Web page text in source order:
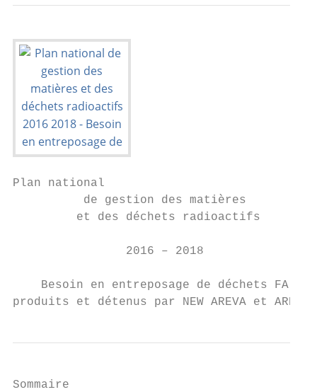
Plan national
          de gestion des matières
         et des déchets radioactifs
                2016 – 2018
    Besoin en entreposage de déchets FA-VL
produits et détenus par NEW AREVA et AREVA
Sommaire